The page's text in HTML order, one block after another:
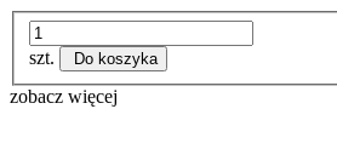
szt. Do koszyka
zobacz więcej